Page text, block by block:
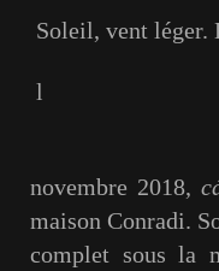
Soleil, vent léger.
l
"Lagartijo"
novembre 2018,
maison Conradi.
complet sous la